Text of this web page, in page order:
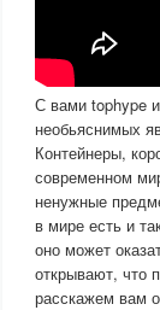
С вами tophype
необьяснимых
Контейнеры,
современном
ненужные
в мире есть и
оно может
открывают, что
расскажем вам